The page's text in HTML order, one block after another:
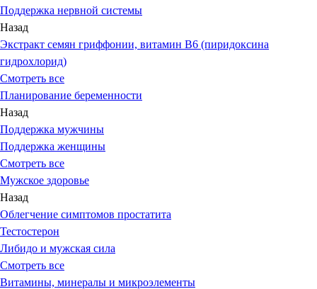
Поддержка нервной системы
Назад
Экстракт семян гриффонии, витамин В6 (пиридоксина
гидрохлорид)
Смотреть все
Планирование беременности
Назад
Поддержка мужчины
Поддержка женщины
Смотреть все
Мужское здоровье
Назад
Облегчение симптомов простатита
Тестостерон
Либидо и мужская сила
Смотреть все
Витамины, минералы и микроэлементы